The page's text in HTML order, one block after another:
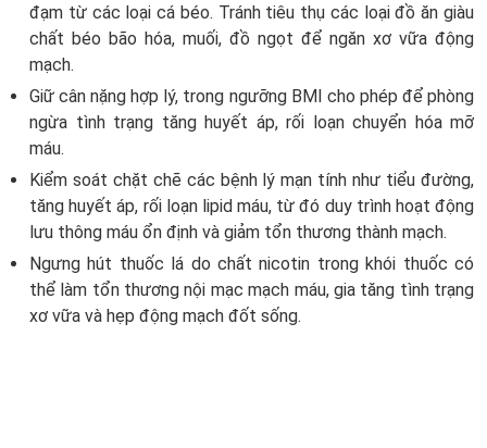
đạm từ các loại cá béo. Tránh tiêu thụ các loại đồ ăn giàu
chất béo bão hóa, muối, đồ ngọt để ngăn xơ vữa động
mạch.
Giữ cân nặng hợp lý, trong ngưỡng BMI cho phép để phòng
ngừa tình trạng tăng huyết áp, rối loạn chuyển hóa mỡ
máu.
Kiểm soát chặt chẽ các bệnh lý mạn tính như tiểu đường,
tăng huyết áp, rối loạn lipid máu, từ đó duy trình hoạt động
lưu thông máu ổn định và giảm tổn thương thành mạch.
Ngưng hút thuốc lá do chất nicotin trong khói thuốc có
thể làm tổn thương nội mạc mạch máu, gia tăng tình trạng
xơ vữa và hẹp động mạch đốt sống.